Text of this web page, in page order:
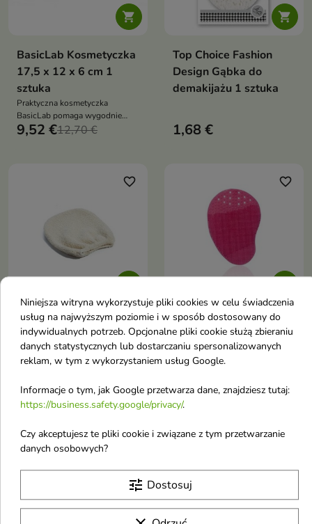

BasicLab Kosmetyczka
17,5 x 12 x 6 cm 1
sztuka
Praktyczna kosmetyczka
BasicLab pomaga wygodnie
przechowywać kosmetyki,
9,52 €12,70 €

Top Choice Fashion
Design Gąbka do
demakijażu 1 sztuka
1,68 €
favorite_border
Lynia Rękawica do
demakijażu 100%
Bawełna organiczna 1
Rękawica do demakijażu oraz
oczyszczania skóry twarzy
6,84 €
favorite_border
Donegal Płatek do
mycia twarzy 1 sztuka
Idealny do codziennej
pielęgnacji twarzy
1,98 €
Niniejsza witryna wykorzystuje pliki cookies w celu świadczenia
usług na najwyższym poziomie i w sposób dostosowany do
indywidualnych potrzeb. Opcjonalne pliki cookie służą zbieraniu
danych statystycznych lub dostarczaniu spersonalizowanych
reklam, w tym z wykorzystaniem usług Google.
Informacje o tym, jak Google przetwarza dane, znajdziesz tutaj:
https://business.safety.google/privacy/.
Czy akceptujesz te pliki cookie i związane z tym przetwarzanie
danych osobowych?
tune Dostosuj